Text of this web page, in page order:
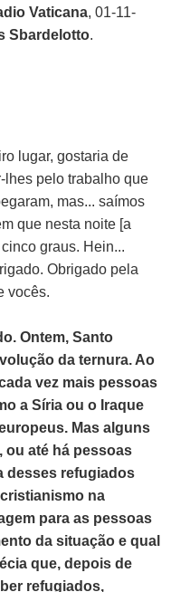
Vaticana, 01-11-
Sbardelotto.
lugar, gostaria de
lhes pelo trabalho que
mas... saímos
que nesta noite [a
graus. Hein...
Obrigado pela
vocês.
Ontem, Santo
da ternura. Ao
vez mais pessoas
a Síria ou o Iraque
Mas alguns
ou até há pessoas
desses refugiados
na
para as pessoas
da situação e qual
que, depois de
refugiados,